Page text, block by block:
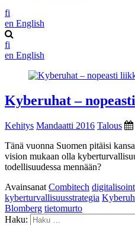
fi
en English
fi
en English
Kyberuhat –
Kehitys Mandaatti 2016 Talous
Tänä vuonna Suomen pitäisi
vision mukaan olla
todellisuudessa mennään?
Avainsanat Combitech
kyberturvallisuusstrategia
Blomberg tietomurto
Haku: